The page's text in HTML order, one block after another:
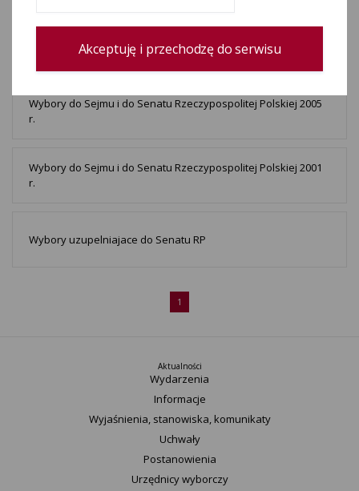
Wybory do Sejmu i do Senatu Rzeczypospolitej Polskiej 2005
r.
Wybory do Sejmu i do Senatu Rzeczypospolitej Polskiej 2001
r.
Wybory uzupelniajace do Senatu RP
1
Aktualności
Wydarzenia
Informacje
Wyjaśnienia, stanowiska, komunikaty
Uchwały
Postanowienia
Urzędnicy wyborczy
Akceptuję i przechodzę do serwisu